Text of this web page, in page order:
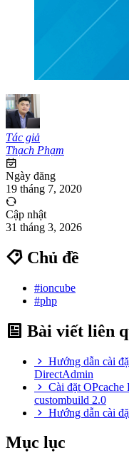
Tác giả
Thạch Phạm
Ngày đăng
19 tháng 7, 2020
Cập nhật
31 tháng 3, 2026
Chủ đề
#ioncube
#php
Bài viết liên
Hướng dẫn cài
DirectAdmin
Cài đặt
custombuild 2.0
Hướng dẫn cài
Mục lục